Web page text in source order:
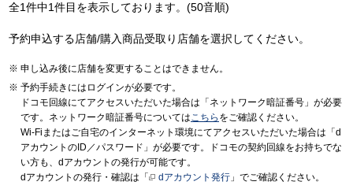
全1件中1件目を表示しております。(50音順)
予約申込する店舗/購入商品受取り店舗を選択してください。
申し込み後に店舗を変更することはできません。
予約手続きにはログインが必要です。
ドコモ回線にてアクセスいただいた場合は「ネットワーク暗証番号」が必要
です。ネットワーク暗証番号についてはこちら をご確認ください。
Wi-Fiまたはご自宅のインターネット環境にてアクセスいただいた場合は「d
アカウントのID／パスワード」が必要です。ドコモの契約回線をお持ちでな
い方も、dアカウントの発行が可能です。
dアカウントの発行・確認は「
dアカウント発行 」でご確認ください。